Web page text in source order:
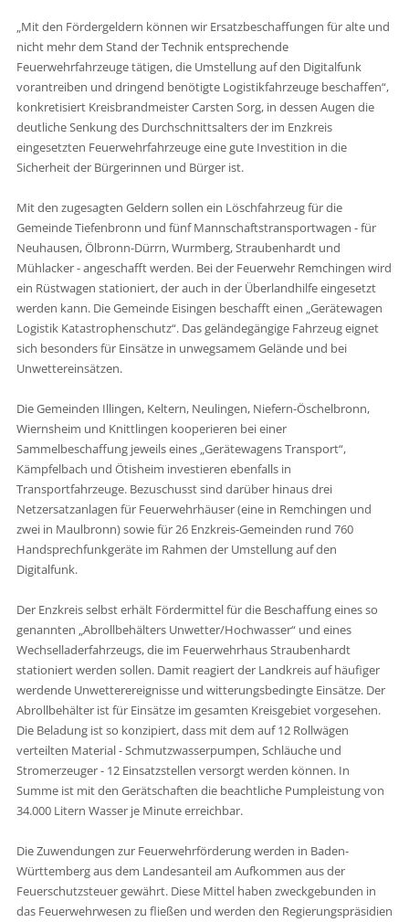
„Mit den Fördergeldern können wir Ersatzbeschaffungen für alte und
nicht mehr dem Stand der Technik entsprechende
Feuerwehrfahrzeuge tätigen, die Umstellung auf den Digitalfunk
vorantreiben und dringend benötigte Logistikfahrzeuge beschaffen“,
konkretisiert Kreisbrandmeister Carsten Sorg, in dessen Augen die
deutliche Senkung des Durchschnittsalters der im Enzkreis
eingesetzten Feuerwehrfahrzeuge eine gute Investition in die
Sicherheit der Bürgerinnen und Bürger ist.
Mit den zugesagten Geldern sollen ein Löschfahrzeug für die
Gemeinde Tiefenbronn und fünf Mannschaftstransportwagen - für
Neuhausen, Ölbronn-Dürrn, Wurmberg, Straubenhardt und
Mühlacker - angeschafft werden. Bei der Feuerwehr Remchingen wird
ein Rüstwagen stationiert, der auch in der Überlandhilfe eingesetzt
werden kann. Die Gemeinde Eisingen beschafft einen „Gerätewagen
Logistik Katastrophenschutz“. Das geländegängige Fahrzeug eignet
sich besonders für Einsätze in unwegsamem Gelände und bei
Unwettereinsätzen.
Die Gemeinden Illingen, Keltern, Neulingen, Niefern-Öschelbronn,
Wiernsheim und Knittlingen kooperieren bei einer
Sammelbeschaffung jeweils eines „Gerätewagens Transport“,
Kämpfelbach und Ötisheim investieren ebenfalls in
Transportfahrzeuge. Bezuschusst sind darüber hinaus drei
Netzersatzanlagen für Feuerwehrhäuser (eine in Remchingen und
zwei in Maulbronn) sowie für 26 Enzkreis-Gemeinden rund 760
Handsprechfunkgeräte im Rahmen der Umstellung auf den
Digitalfunk.
Der Enzkreis selbst erhält Fördermittel für die Beschaffung eines so
genannten „Abrollbehälters Unwetter/Hochwasser“ und eines
Wechselladerfahrzeugs, die im Feuerwehrhaus Straubenhardt
stationiert werden sollen. Damit reagiert der Landkreis auf häufiger
werdende Unwetterereignisse und witterungsbedingte Einsätze. Der
Abrollbehälter ist für Einsätze im gesamten Kreisgebiet vorgesehen.
Die Beladung ist so konzipiert, dass mit dem auf 12 Rollwägen
verteilten Material - Schmutzwasserpumpen, Schläuche und
Stromerzeuger - 12 Einsatzstellen versorgt werden können. In
Summe ist mit den Gerätschaften die beachtliche Pumpleistung von
34.000 Litern Wasser je Minute erreichbar.
Die Zuwendungen zur Feuerwehrförderung werden in Baden-
Württemberg aus dem Landesanteil am Aufkommen aus der
Feuerschutzsteuer gewährt. Diese Mittel haben zweckgebunden in
das Feuerwehrwesen zu fließen und werden den Regierungspräsidien